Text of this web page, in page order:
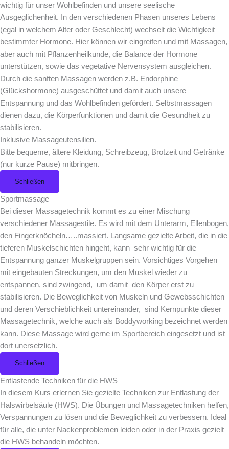
wichtig für unser Wohlbefinden und unsere seelische
Ausgeglichenheit. In den verschiedenen Phasen unseres Lebens
(egal in welchem Alter oder Geschlecht) wechselt die Wichtigkeit
bestimmter Hormone. Hier können wir eingreifen und mit Massagen,
aber auch mit Pflanzenheilkunde, die Balance der Hormone
unterstützen, sowie das vegetative Nervensystem ausgleichen.
Durch die sanften Massagen werden z.B. Endorphine
(Glückshormone) ausgeschüttet und damit auch unsere
Entspannung und das Wohlbefinden gefördert. Selbstmassagen
dienen dazu, die Körperfunktionen und damit die Gesundheit zu
stabilisieren.
Inklusive Massageutensilien.
Bitte bequeme, ältere Kleidung, Schreibzeug, Brotzeit und Getränke
(nur kurze Pause) mitbringen.
Schließen
Sportmassage
Bei dieser Massagetechnik kommt es zu einer Mischung
verschiedener Massagestile. Es wird mit dem Unterarm, Ellenbogen,
den Fingerknöcheln…..massiert. Langsame gezielte Arbeit, die in die
tieferen Muskelschichten hingeht, kann sehr wichtig für die
Entspannung ganzer Muskelgruppen sein. Vorsichtiges Vorgehen
mit eingebauten Streckungen, um den Muskel wieder zu
entspannen, sind zwingend, um damit den Körper erst zu
stabilisieren. Die Beweglichkeit von Muskeln und Gewebsschichten
und deren Verschieblichkeit untereinander, sind Kernpunkte dieser
Massagetechnik, welche auch als Boddyworking bezeichnet werden
kann. Diese Massage wird gerne im Sportbereich eingesetzt und ist
dort unersetzlich.
Schließen
Entlastende Techniken für die HWS
In diesem Kurs erlernen Sie gezielte Techniken zur Entlastung der
Halswirbelsäule (HWS). Die Übungen und Massagetechniken helfen,
Verspannungen zu lösen und die Beweglichkeit zu verbessern. Ideal
für alle, die unter Nackenproblemen leiden oder in der Praxis gezielt
die HWS behandeln möchten.